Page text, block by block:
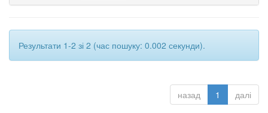
Результати 1-2 зі 2 (час пошуку: 0.002 секунди).
назад 1 далі